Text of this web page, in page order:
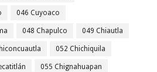
046 Cuyoaco
048 Chapulco 049 Chiautla
052 Chichiquila
055 Chignahuapan